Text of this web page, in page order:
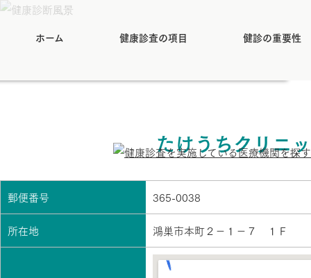
ホーム 健康診査の項目 健診の重要性
たけうちクリニ
郵便番号
365-0038
所在地
鴻巣市本町２－１－７ １Ｆ